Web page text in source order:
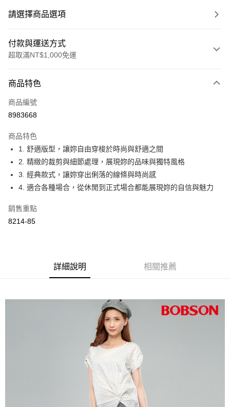
請選擇商品選項
付款與運送方式
超取滿NT$1,000免運
信用卡一次付款
Apple Pay
運送方式
付款後全家取貨
每筆NT$60，滿NT$1,000(含以上)免運費
商品特色
商品編號
8983668
商品特色
1. 舒適版型，讓妳自由穿梭於時尚與舒適之間
2. 精緻的裁剪與細節處理，展現妳的品味與獨特風格
3. 經典款式，讓妳穿出俐落的線條與時尚感
4. 適合各種場合，從休閒到正式場合都能展現妳的自信與魅力
銷售重點
8214-85
詳細說明 相關推薦